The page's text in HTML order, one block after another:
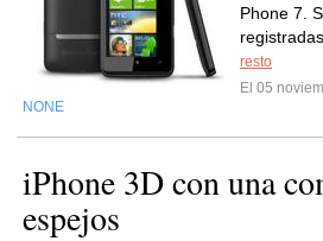
Phone 7.
resto
El 05
NONE
iPhone 3D con una
espejos